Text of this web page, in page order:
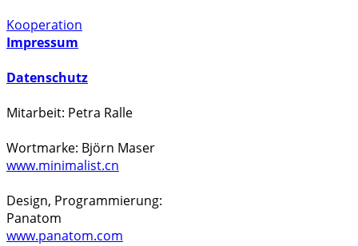
Kooperation
Impressum
Datenschutz
Mitarbeit: Petra Ralle
Wortmarke: Björn Maser
www.minimalist.cn
Design, Programmierung:
Panatom
www.panatom.com